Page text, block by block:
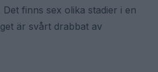
finns sex olika stadier i en
är svårt drabbat av